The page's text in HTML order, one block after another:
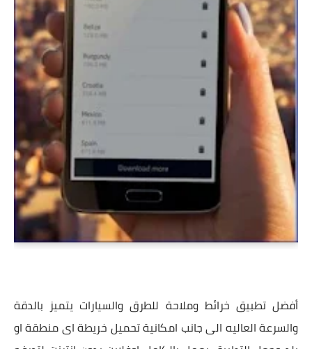
أفضل تطبيق خرائط وملاحة للطرق والسيارات يتميز بالدقة
والسرعة العاليه الى جانب امكانية تحميل خريطة اى منطقة او